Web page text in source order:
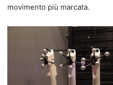
movimento più marcata.